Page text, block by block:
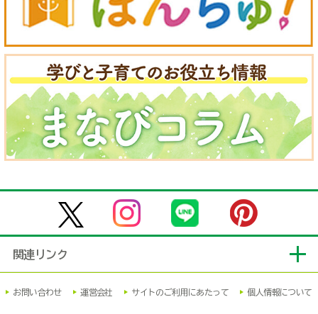
関連リンク
お問い合わせ 運営会社 サイトのご利用にあたって 個人情報について